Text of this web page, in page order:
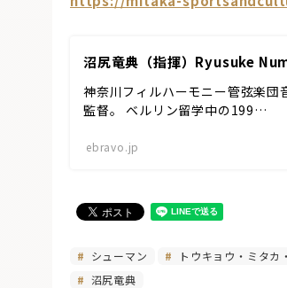
沼尻竜典（指揮）Ryusuke
神奈川フィルハーモニー管弦楽団
監督。 ベルリン留学中の199…
ebravo.jp
シューマン トウキョウ・ミタカ
沼尻竜典